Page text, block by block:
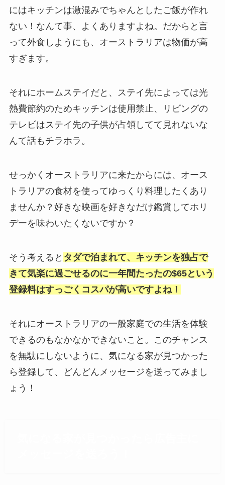
にはキッチンは激混みでちゃんとしたご飯が作れ
ない！なんて事、よくありますよね。だからと言
って外食しようにも、オーストラリアは物価が高
すぎます。
それにホームステイだと、ステイ先によっては光
熱費節約のためキッチンは使用禁止、リビングの
テレビはステイ先の子供が占領してて見れないな
んて話もチラホラ。
せっかくオーストラリアに来たからには、オース
トラリアの食材を使ってゆっくり料理したくあり
ませんか？好きな映画を好きなだけ鑑賞してホリ
デーを味わいたくないですか？
そう考えると タダで泊まれて、キッチンを独占で
きて気楽に過ごせるのに一年間たったの$65という
登録料はすっごくコスパが高いですよね！
それにオーストラリアの一般家庭での生活を体験
できるのもなかなかできないこと。このチャンス
を無駄にしないように、気になる家が見つかった
ら登録して、どんどんメッセージを送ってみまし
ょう！